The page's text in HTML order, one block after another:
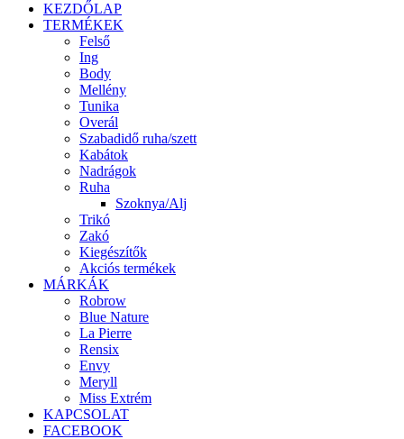
KEZDŐLAP
TERMÉKEK
Felső
Ing
Body
Mellény
Tunika
Overál
Szabadidő ruha/szett
Kabátok
Nadrágok
Ruha
Szoknya/Alj
Trikó
Zakó
Kiegészítők
Akciós termékek
MÁRKÁK
Robrow
Blue Nature
La Pierre
Rensix
Envy
Meryll
Miss Extrém
KAPCSOLAT
FACEBOOK